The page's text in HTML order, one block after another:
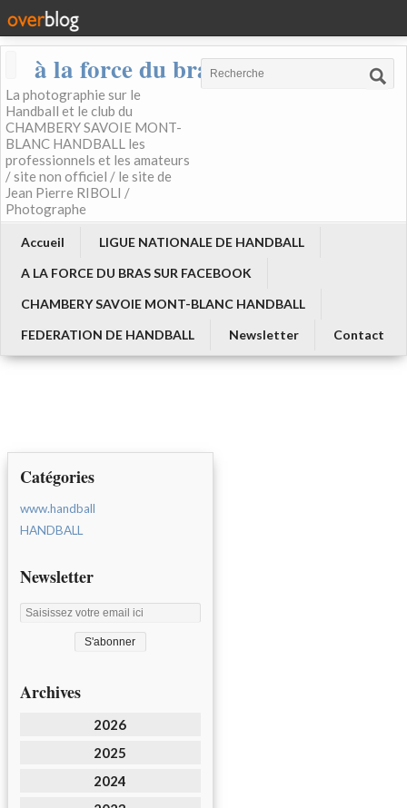
à la force du bras
La photographie sur le
Handball et le club du
CHAMBERY SAVOIE MONT-
BLANC HANDBALL les
professionnels et les amateurs
/ site non officiel / le site de
Jean Pierre RIBOLI /
Photographe
Accueil
LIGUE NATIONALE DE HANDBALL
A LA FORCE DU BRAS SUR FACEBOOK
CHAMBERY SAVOIE MONT-BLANC HANDBALL
FEDERATION DE HANDBALL
Newsletter Contact
Catégories
www.handball
HANDBALL
Newsletter
Archives
2026
2025
2024